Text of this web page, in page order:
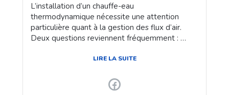
L’installation d’un chauffe-eau
thermodynamique nécessite une attention
particulière quant à la gestion des flux d’air.
Deux questions reviennent fréquemment : …
LIRE LA SUITE